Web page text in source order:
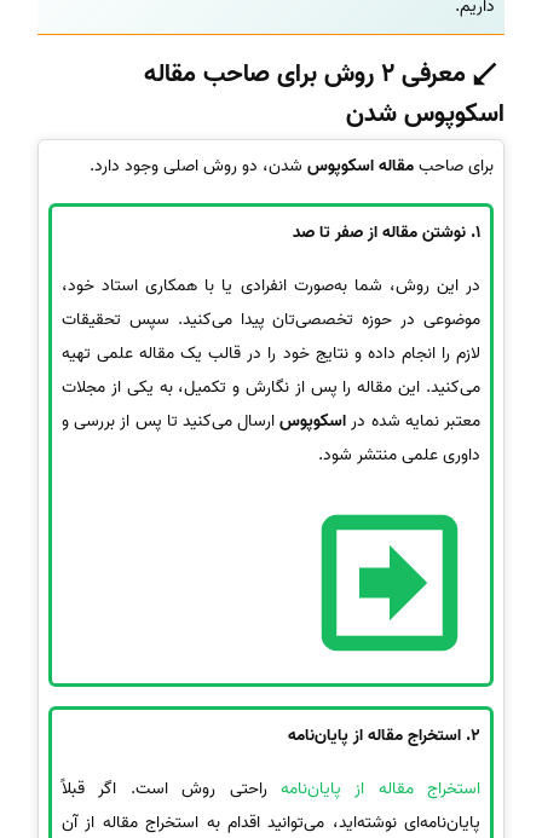
داریم.
معرفی 2 روش برای صاحب مقاله
اسکوپوس شدن
برای صاحبمقاله اسکوپوس شدن، دو روش اصلی وجود دارد.
1. نوشتن مقاله از صفر تا صد
در این روش، شما به‌صورت انفرادی یا با همکاری استاد خود،
موضوعی در حوزه تخصصی‌تان پیدا می‌کنید. سپس تحقیقات
لازم را انجام داده و نتایج خود را در قالب یک مقاله علمی تهیه
می‌کنید. این مقاله را پس از نگارش و تکمیل، به یکی از مجلات
معتبر نمایه شده دراسکوپوسارسال می‌کنید تا پس از بررسی و
داوری علمی منتشر شود.
2. استخراج مقاله از پایان‌نامه
استخراج مقاله از پایان‌نامه راحتی روش است. اگر قبلاً
پایان‌نامه‌ای نوشته‌اید، می‌توانید اقدام به استخراج مقاله از آن